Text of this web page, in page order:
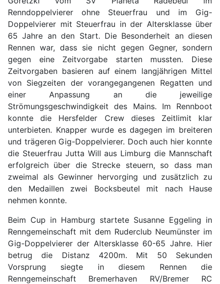
Renndoppelvierer ohne Steuerfrau und im Gig-
Doppelvierer mit Steuerfrau in der Altersklasse über
65 Jahre an den Start. Die Besonderheit an diesen
Rennen war, dass sie nicht gegen Gegner, sondern
gegen eine Zeitvorgabe starten mussten. Diese
Zeitvorgaben basieren auf einem langjährigen Mittel
von Siegzeiten der vorangegangenen Regatten und
einer Anpassung an die jeweilige
Strömungsgeschwindigkeit des Mains. Im Rennboot
konnte die Hersfelder Crew dieses Zeitlimit klar
unterbieten. Knapper wurde es dagegen im breiteren
und trägeren Gig-Doppelvierer. Doch auch hier konnte
die Steuerfrau Jutta Will aus Limburg die Mannschaft
erfolgreich über die Strecke steuern, so dass man
zweimal als Gewinner hervorging und zusätzlich zu
den Medaillen zwei Bocksbeutel mit nach Hause
nehmen konnte.
Beim Cup in Hamburg startete Susanne Eggeling in
Renngemeinschaft mit dem Ruderclub Neumünster im
Gig-Doppelvierer der Altersklasse 60-65 Jahre. Hier
betrug die Distanz 4200m. Mit 50 Sekunden
Vorsprung siegte in diesem Rennen die
Renngemeinschaft Bremerhaven RV/Bremer RC